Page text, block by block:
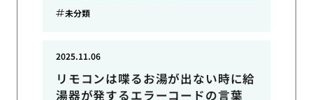
未分類
リモコンは喋るお湯が出ない時に給
湯器が発するエラーコードの言葉
2025.11.06